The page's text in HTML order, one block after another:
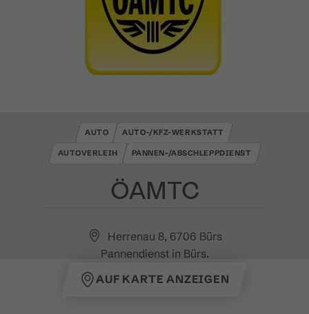
ÖAMTC
AUTO AUTO-/KFZ-WERKSTATT
AUTOVERLEIH PANNEN-/ABSCHLEPPDIENST
Herrenau 8, 6706 Bürs
Pannendienst in Bürs.
AUF KARTE ANZEIGEN